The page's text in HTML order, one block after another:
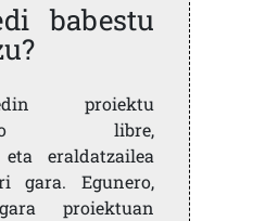
babestu
proiektu
libre,
eraldatzailea
gara. Egunero,
proiektuan